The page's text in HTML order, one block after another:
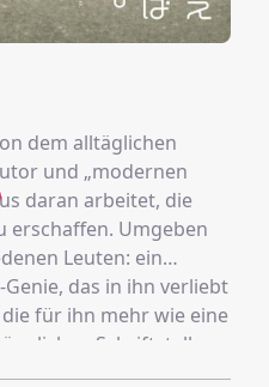
dem alltäglichen
und „modernen
daran arbeitet, die
erschaffen. Umgeben
Leuten: ein
das in ihn verliebt
für ihn mehr wie eine
Schriftsteller
sowie seinem